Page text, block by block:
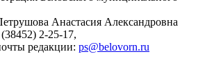
Анастасия Александровна
2-25-17,
редакции: ps@belovorn.ru